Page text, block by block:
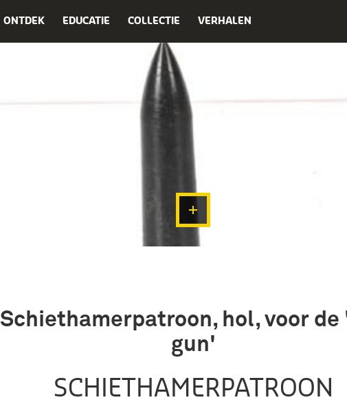
ONTDEK EDUCATIE COLLECTIE VERHALEN
Schiethamerpatroon, hol, voor de
gun'
SCHIETHAMERPATROON